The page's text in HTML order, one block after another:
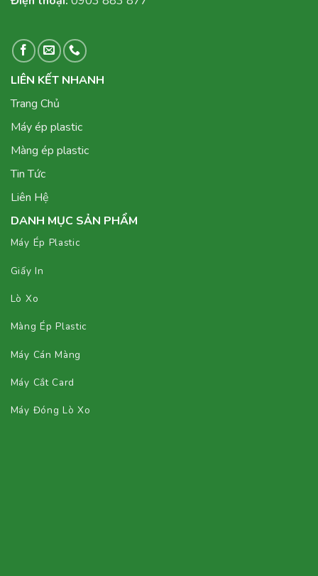
LIÊN KẾT NHANH
Trang Chủ
Máy ép plastic
Màng ép plastic
Tin Tức
Liên Hệ
DANH MỤC SẢN PHẨM
Máy Ép Plastic
Giấy In
Lò Xo
Màng Ép Plastic
Máy Cán Màng
Máy Cắt Card
Máy Đóng Lò Xo